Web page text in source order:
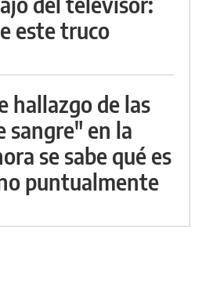
este truco
hallazgo de las
sangre" en la
se sabe qué es
puntualmente